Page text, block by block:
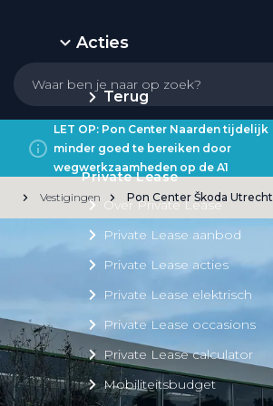
Acties
Terug
Private Lease
Over Private Lease
Private Lease aanbod
Private Lease acties
Private Lease elektrisch
Private Lease occasions
Private Lease calculator
Mobiliteitsbudget
LET OP: Pon Center Naarden tijdelijk
minder goed te bereiken door
wegwerkzaamheden op de A1
Vestigingen Pon Center Škoda Utrecht